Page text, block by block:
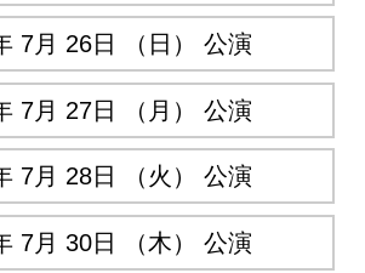
7月 26日 （日） 公演
7月 27日 （月） 公演
7月 28日 （火） 公演
7月 30日 （木） 公演